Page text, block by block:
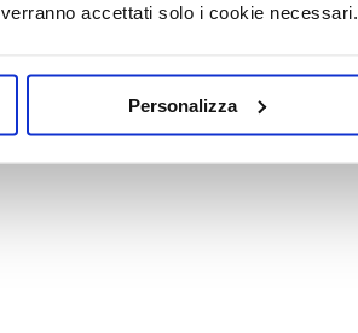
verranno accettati solo i cookie necessari.
Personalizza